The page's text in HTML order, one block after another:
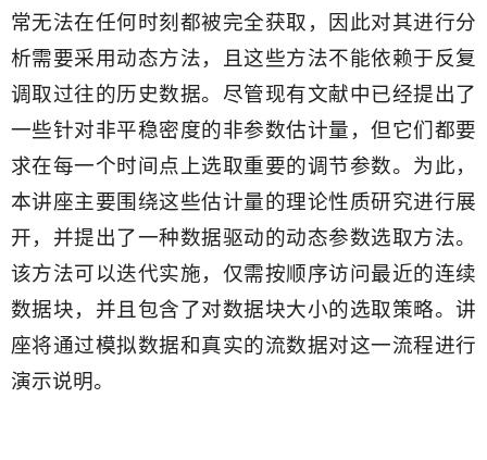
常无法在任何时刻都被完全获取，因此对其进行分
析需要采用动态方法，且这些方法不能依赖于反复
调取过往的历史数据。尽管现有文献中已经提出了
一些针对非平稳密度的非参数估计量，但它们都要
求在每一个时间点上选取重要的调节参数。为此，
本讲座主要围绕这些估计量的理论性质研究进行展
开，并提出了一种数据驱动的动态参数选取方法。
该方法可以迭代实施，仅需按顺序访问最近的连续
数据块，并且包含了对数据块大小的选取策略。讲
座将通过模拟数据和真实的流数据对这一流程进行
演示说明。